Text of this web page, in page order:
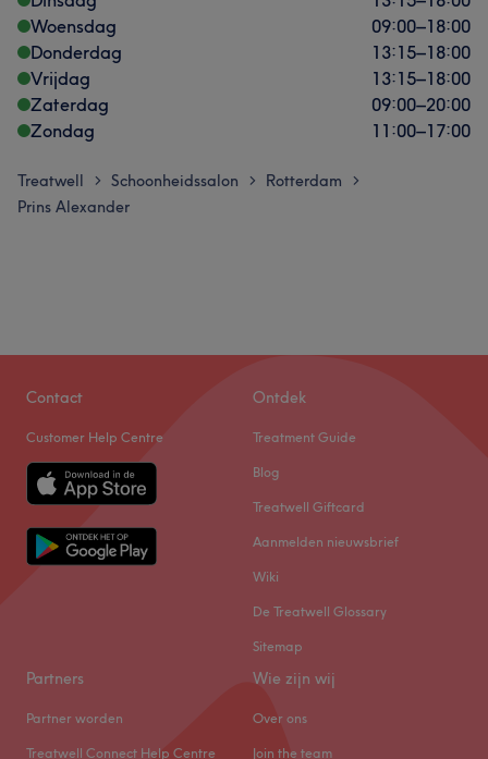
Woensdag
09:00–18:00
Donderdag
13:15–18:00
Vrijdag
13:15–18:00
Zaterdag
09:00–20:00
Zondag
11:00–17:00
Treatwell > Schoonheidssalon > Rotterdam >
Prins Alexander
Contact
Customer Help Centre
Ontdek
Treatment Guide
Blog
Treatwell Giftcard
Aanmelden nieuwsbrief
Wiki
De Treatwell Glossary
Sitemap
Partners
Partner worden
Treatwell Connect Help Centre
Wie zijn wij
Over ons
Join the team